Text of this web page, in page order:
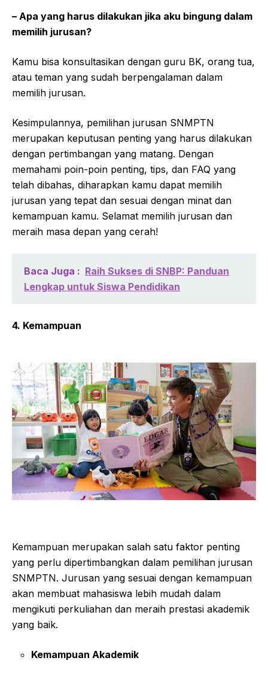
– Apa yang harus dilakukan jika aku bingung dalam
memilih jurusan?
Kamu bisa konsultasikan dengan guru BK, orang tua,
atau teman yang sudah berpengalaman dalam
memilih jurusan.
Kesimpulannya, pemilihan jurusan SNMPTN
merupakan keputusan penting yang harus dilakukan
dengan pertimbangan yang matang. Dengan
memahami poin-poin penting, tips, dan FAQ yang
telah dibahas, diharapkan kamu dapat memilih
jurusan yang tepat dan sesuai dengan minat dan
kemampuan kamu. Selamat memilih jurusan dan
meraih masa depan yang cerah!
Baca Juga : Raih Sukses di SNBP: Panduan
Lengkap untuk Siswa Pendidikan
4. Kemampuan
Kemampuan merupakan salah satu faktor penting
yang perlu dipertimbangkan dalam pemilihan jurusan
SNMPTN. Jurusan yang sesuai dengan kemampuan
akan membuat mahasiswa lebih mudah dalam
mengikuti perkuliahan dan meraih prestasi akademik
yang baik.
Kemampuan Akademik